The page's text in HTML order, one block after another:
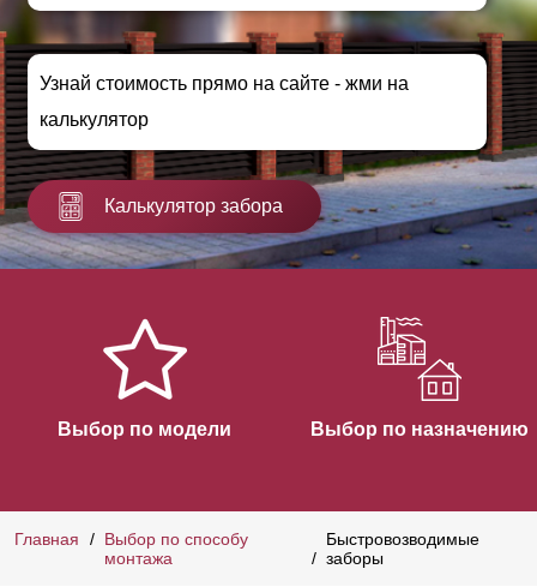
Узнай стоимость прямо на сайте - жми на
калькулятор
Калькулятор забора
Выбор по модели Выбор по назначению
Главная
Выбор по способу
монтажа
Быстровозводимые
заборы